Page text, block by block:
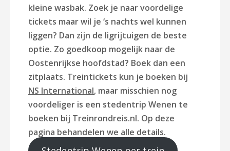
kleine wasbak. Zoek je naar voordelige
tickets maar wil je ‘s nachts wel kunnen
liggen? Dan zijn de ligrijtuigen de beste
optie. Zo goedkoop mogelijk naar de
Oostenrijkse hoofdstad? Boek dan een
zitplaats. Treintickets kun je boeken bij
NS International, maar misschien nog
voordeliger is een stedentrip Wenen te
boeken bij Treinrondreis.nl. Op deze
pagina behandelen we alle details.